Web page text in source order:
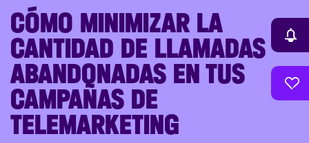
CÓMO MINIMIZAR LA
CANTIDAD DE LLAMADAS
ABANDONADAS EN TUS
CAMPAÑAS DE
TELEMARKETING